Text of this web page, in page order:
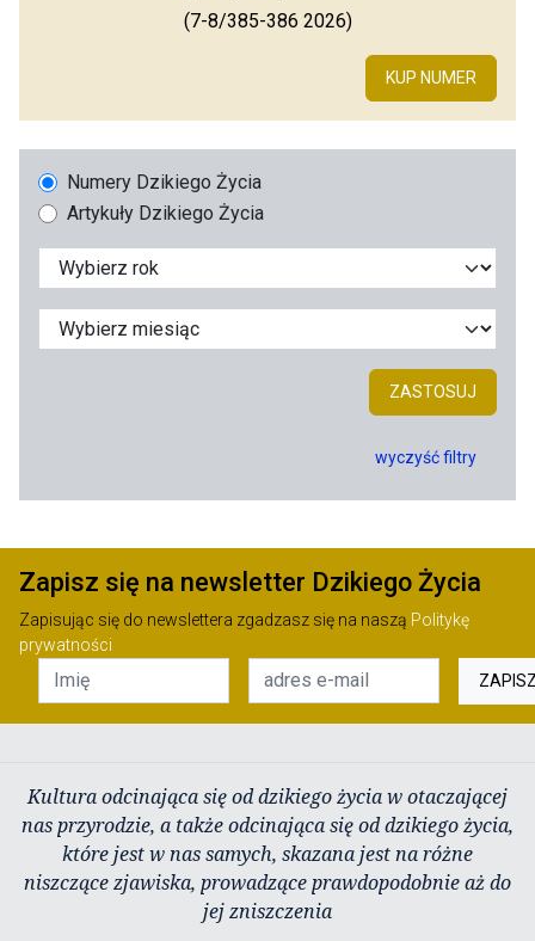
(7-8/385-386 2026)
KUP NUMER
Numery Dzikiego Życia
Artykuły Dzikiego Życia
ZASTOSUJ
wyczyść filtry
Zapisz się na newsletter Dzikiego Życia
Zapisując się do newslettera zgadzasz się na naszą Politykę
prywatności
Kultura odcinająca się od dzikiego życia w otaczającej
nas przyrodzie, a także odcinająca się od dzikiego życia,
które jest w nas samych, skazana jest na różne
niszczące zjawiska, prowadzące prawdopodobnie aż do
jej zniszczenia